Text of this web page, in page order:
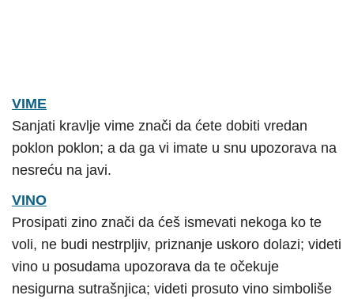
VIME
Sanjati kravlje vime znači da ćete dobiti vredan
poklon poklon; a da ga vi imate u snu upozorava na
nesreću na javi.
VINO
Prosipati zino znači da ćeš ismevati nekoga ko te
voli, ne budi nestrpljiv, priznanje uskoro dolazi; videti
vino u posudama upozorava da te očekuje
nesigurna sutrašnjica; videti prosuto vino simboliše